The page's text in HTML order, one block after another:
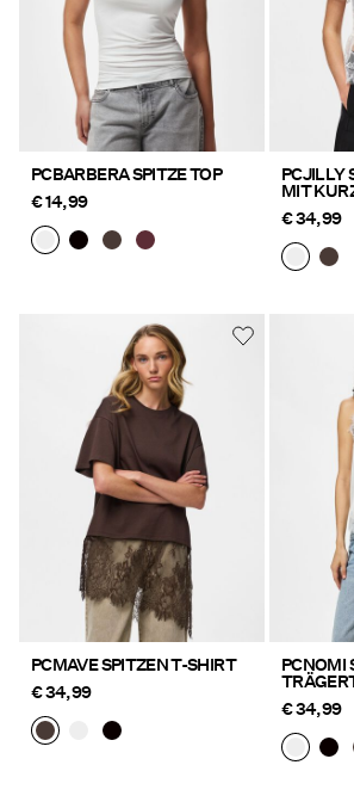
PCBARBERA SPITZE TOP
€ 14,99
PCJILLY
MIT
€ 34,99
PCMAVE SPITZEN T-SHIRT
€ 34,99
PCNOMI
€ 34,99